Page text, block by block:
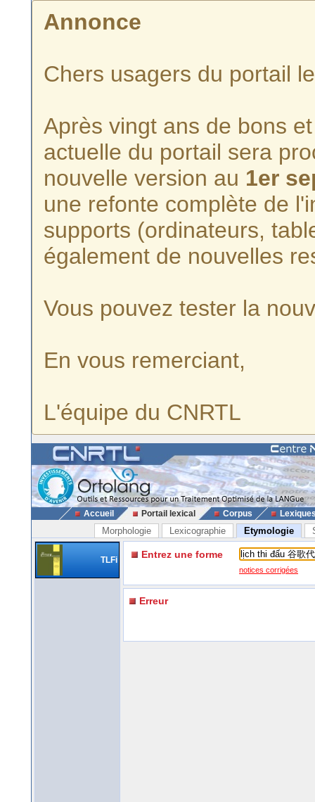
Annonce
Chers usagers du portail
Après vingt ans de bons
actuelle du portail sera
nouvelle version au 1er
une refonte complète de
supports (ordinateurs,
également de nouvelles
Vous pouvez tester la
En vous remerciant,
L'équipe du CNRTL
Accueil Portail lexical Corpus
Morphologie Lexicographie Etymologie
TLFi Entrez une forme
notices corrigées
Erreur